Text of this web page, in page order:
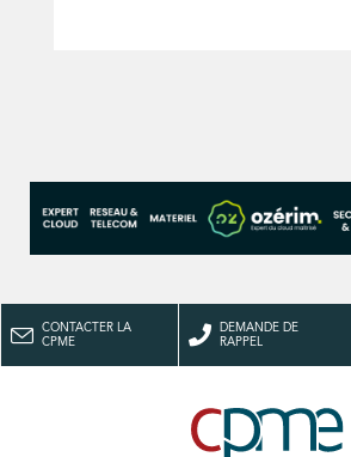
CONTACTER LA
CPME
DEMANDE DE
RAPPEL